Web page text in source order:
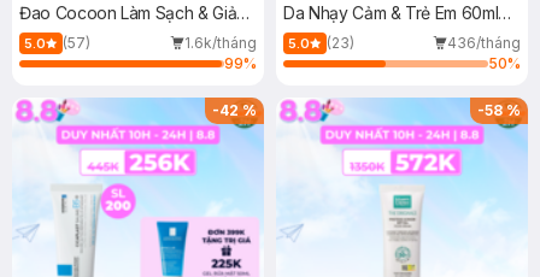
Đao Cocoon Làm Sạch & Giảm
Dầu 500ml
5.0 (57)
1.6k/tháng
99%
Da Nhạy Cảm & Trẻ Em 60ml
(Mới)
5.0 (23)
436/tháng
50%
-42% -58%